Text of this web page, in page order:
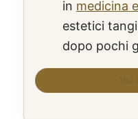
in medicina
estetici
dopo pochi